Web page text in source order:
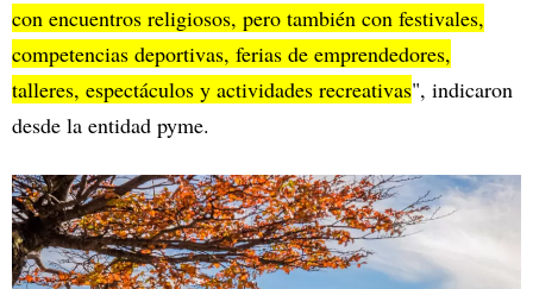
con encuentros religiosos, pero también con festivales,
competencias deportivas, ferias de emprendedores,
talleres, espectáculos y actividades recreativas", indicaron
desde la entidad pyme.